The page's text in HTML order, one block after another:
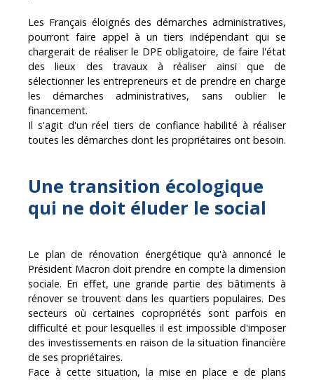
Les Français éloignés des démarches administratives,
pourront faire appel à un tiers indépendant qui se
chargerait de réaliser le DPE obligatoire, de faire l'état
des lieux des travaux à réaliser ainsi que de
sélectionner les entrepreneurs et de prendre en charge
les démarches administratives, sans oublier le
financement.
Il s'agit d'un réel tiers de confiance habilité à réaliser
toutes les démarches dont les propriétaires ont besoin.
Une transition écologique
qui ne doit éluder le social
Le plan de rénovation énergétique qu'à annoncé le
Président Macron doit prendre en compte la dimension
sociale. En effet, une grande partie des bâtiments à
rénover se trouvent dans les quartiers populaires. Des
secteurs où certaines copropriétés sont parfois en
difficulté et pour lesquelles il est impossible d'imposer
des investissements en raison de la situation financière
de ses propriétaires.
Face à cette situation, la mise en place e de plans